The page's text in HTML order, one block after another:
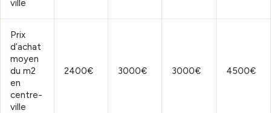
ville
Prix
d’achat
moyen
du m2
en
centre-
ville
2400€ 3000€ 3000€ 4500€